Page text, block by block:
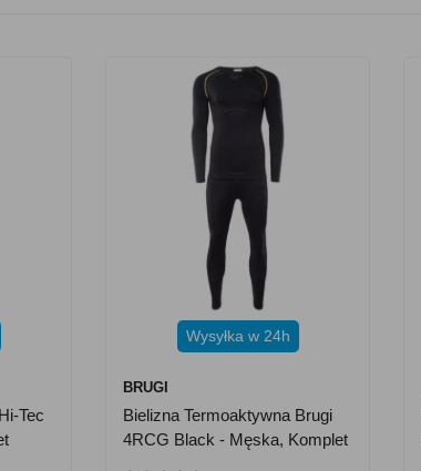
Tec
Wysyłka w 24h
BRUGI
Bielizna Termoaktywna Brugi
4RCG Black - Męska, Komplet